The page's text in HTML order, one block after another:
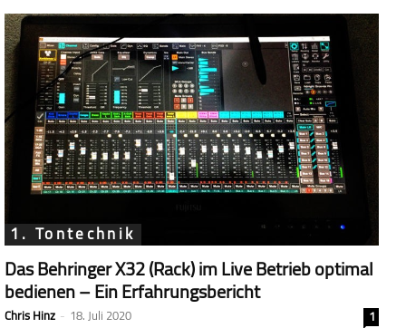
1. Tontechnik
Das Behringer X32 (Rack) im Live Betrieb optimal
bedienen – Ein Erfahrungsbericht
Chris Hinz - 18. Juli 2020
1